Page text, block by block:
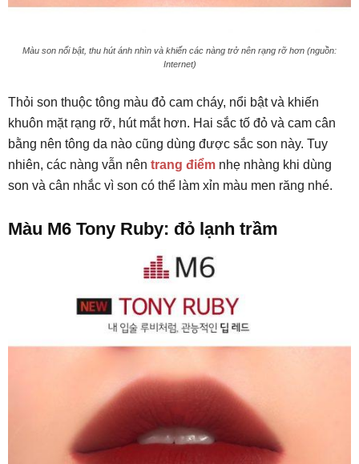
Màu son nổi bật, thu hút ánh nhìn và khiến các nàng trở nên rạng rỡ hơn (nguồn:
Internet)
Thỏi son thuộc tông màu đỏ cam cháy, nổi bật và khiến
khuôn mặt rạng rỡ, hút mắt hơn. Hai sắc tố đỏ và cam cân
bằng nên tông da nào cũng dùng được sắc son này. Tuy
nhiên, các nàng vẫn nên trang điểm nhẹ nhàng khi dùng
son và cân nhắc vì son có thể làm xỉn màu men răng nhé.
Màu M6 Tony Ruby: đỏ lạnh trầm